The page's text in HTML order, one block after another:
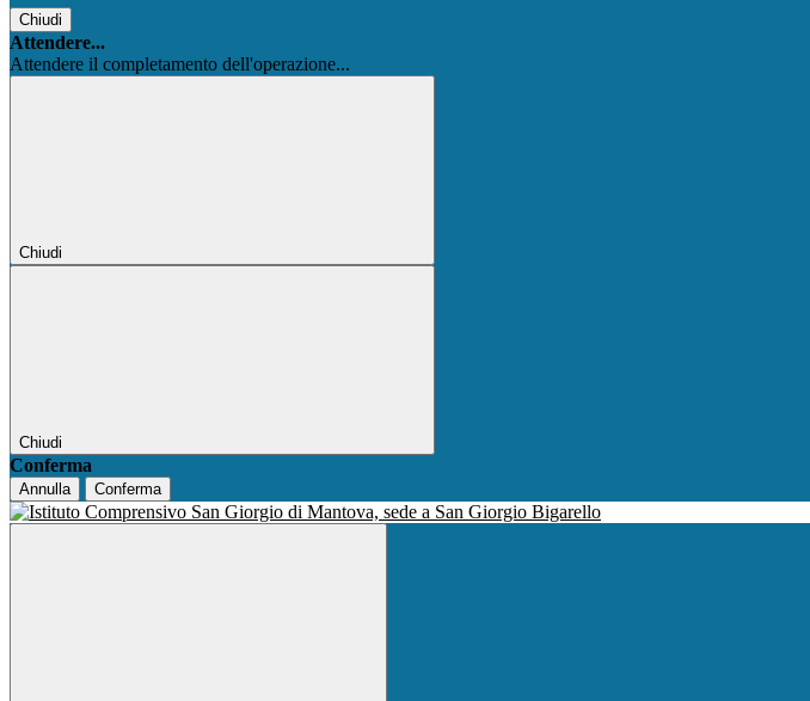
Chiudi
Attendere...
Attendere il completamento dell'operazione...
Chiudi
Chiudi
Conferma
Annulla Conferma